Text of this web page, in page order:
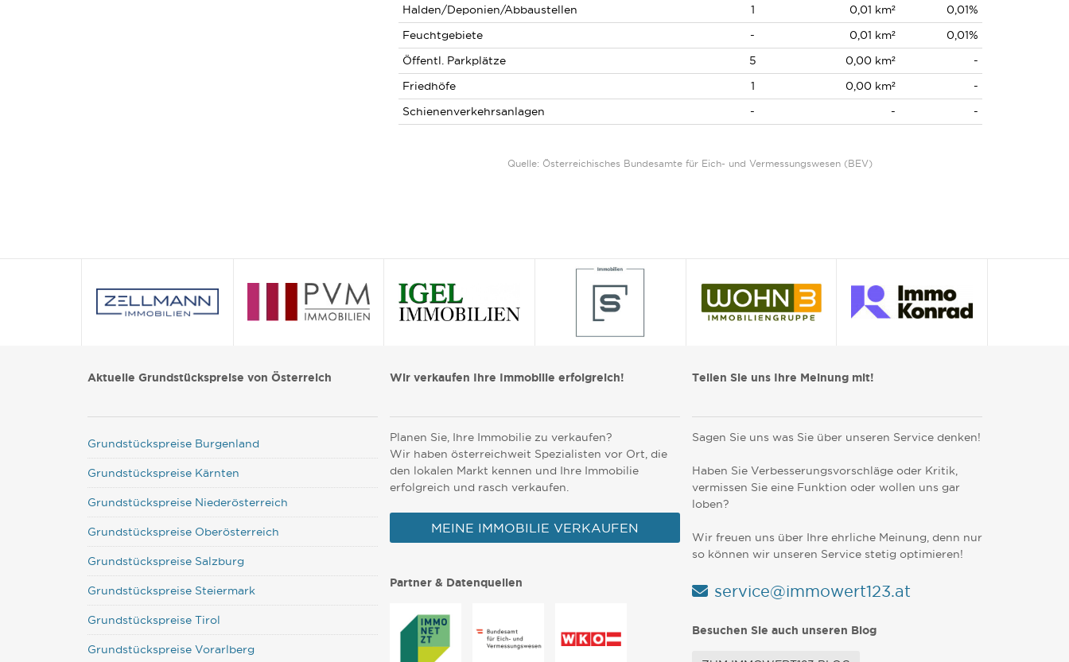
Halden/Deponien/Abbaustellen
1 0,01 km²
0,01%
Feuchtgebiete
- 0,01 km²
0,01%
Öffentl. Parkplätze
5 0,00 km²
-
Friedhöfe
1 0,00 km²
-
Schienenverkehrsanlagen
- - -
Quelle: Österreichisches Bundesamte für Eich- und Vermessungswesen (BEV)
Aktuelle Grundstückspreise von Österreich
Grundstückspreise Burgenland
Grundstückspreise Kärnten
Grundstückspreise Niederösterreich
Grundstückspreise Oberösterreich
Grundstückspreise Salzburg
Grundstückspreise Steiermark
Grundstückspreise Tirol
Grundstückspreise Vorarlberg
Wir verkaufen Ihre Immobilie erfolgreich!
Planen Sie, Ihre Immobilie zu verkaufen?
Wir haben österreichweit Spezialisten vor Ort, die
den lokalen Markt kennen und Ihre Immobilie
erfolgreich und rasch verkaufen.
MEINE IMMOBILIE VERKAUFEN
Partner & Datenquellen
Teilen Sie uns Ihre Meinung mit!
Sagen Sie uns was Sie über unseren Service denken!
Haben Sie Verbesserungsvorschläge oder Kritik,
vermissen Sie eine Funktion oder wollen uns gar
loben?
Wir freuen uns über Ihre ehrliche Meinung, denn nur
so können wir unseren Service stetig optimieren!
service@immowert123.at
Besuchen Sie auch unseren Blog